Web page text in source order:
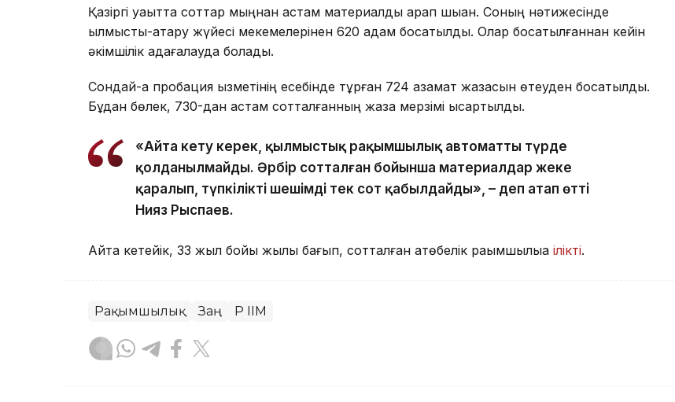
Қазіргі уақытта соттар мыңнан астам материалды қарап шыққан. Соның нәтижесінде
қылмыстық-атқару жүйесі мекемелерінен 620 адам босатылды. Олар босатылғаннан кейін
әкімшілік қадағалауда болады.
Сондай-ақ пробация қызметінің есебінде тұрған 724 азамат жазасын өтеуден босатылды.
Бұдан бөлек, 730-дан астам сотталғанның жаза мерзімі қысқартылды.
«Айта кету керек, қылмыстық рақымшылық автоматты түрде
қолданылмайды. Әрбір сотталған бойынша материалдар жеке
қаралып, түпкілікті шешімді тек сот қабылдайды», – деп атап өтті
Нияз Рыспаев.
Айта кетейік, 33 жыл бойы жылқы бағып, сотталған ақтөбелік рақымшылыққа ілікті.
Рақымшылық Заң ҚР ІІМ